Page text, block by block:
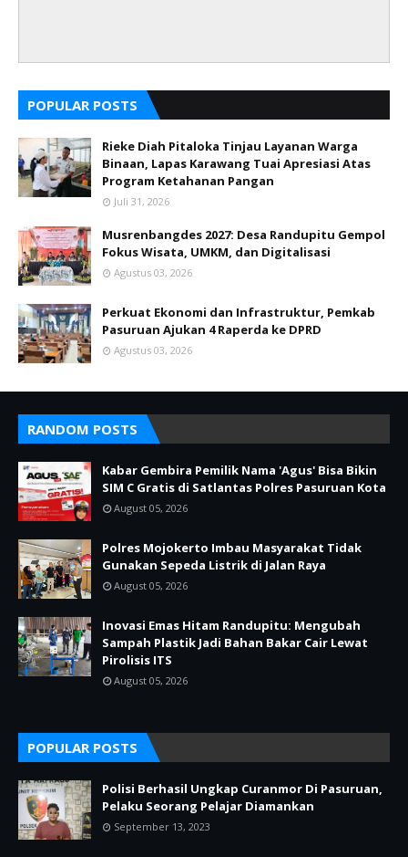
POPULAR POSTS
Rieke Diah Pitaloka Tinjau Layanan Warga
Binaan, Lapas Karawang Tuai Apresiasi Atas
Program Ketahanan Pangan
Juli 31, 2026
Musrenbangdes 2027: Desa Randupitu Gempol
Fokus Wisata, UMKM, dan Digitalisasi
Agustus 03, 2026
Perkuat Ekonomi dan Infrastruktur, Pemkab
Pasuruan Ajukan 4 Raperda ke DPRD
Agustus 03, 2026
RANDOM POSTS
Kabar Gembira Pemilik Nama 'Agus' Bisa Bikin
SIM C Gratis di Satlantas Polres Pasuruan Kota
August 05, 2026
Polres Mojokerto Imbau Masyarakat Tidak
Gunakan Sepeda Listrik di Jalan Raya
August 05, 2026
Inovasi Emas Hitam Randupitu: Mengubah
Sampah Plastik Jadi Bahan Bakar Cair Lewat
Pirolisis ITS
August 05, 2026
POPULAR POSTS
Polisi Berhasil Ungkap Curanmor Di Pasuruan,
Pelaku Seorang Pelajar Diamankan
September 13, 2023